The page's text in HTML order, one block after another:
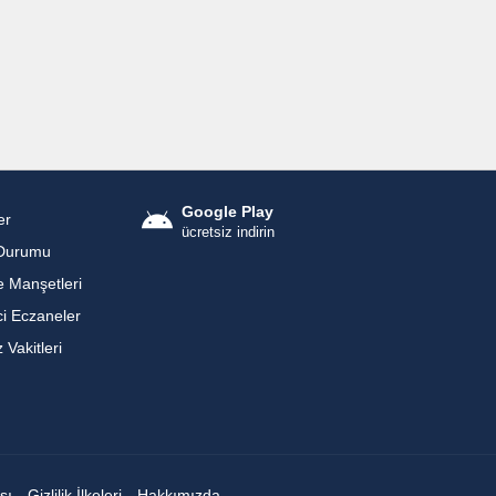
Manşetleri
Eczaneler
Vakitleri
Google Play
ücretsiz indirin